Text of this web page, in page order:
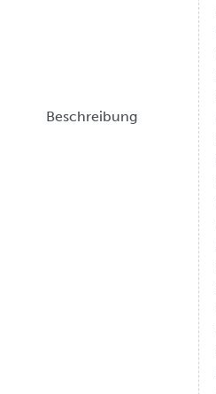
Beschreibung